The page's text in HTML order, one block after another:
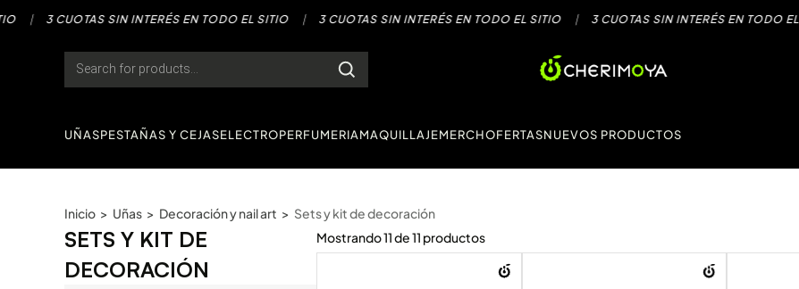
Saltar
contenido
3 CUOTAS SIN INTERÉS EN TODO EL SITIO | 3 CUOTAS SIN INTERÉS EN TODO EL SITIO | 3 CUOTAS SIN INTERÉS EN TODO EL SITIO
Products
search
UÑASPESTAÑAS Y CEJASELECTROPERFUMERIAMAQUILLAJEMERCHOFERTASNUEVOS PRODUCTOS
Inicio > Uñas > Decoración y nail art > Sets y kit de decoración
SETS Y KIT DE
DECORACIÓN
Mostrando11de11 productos